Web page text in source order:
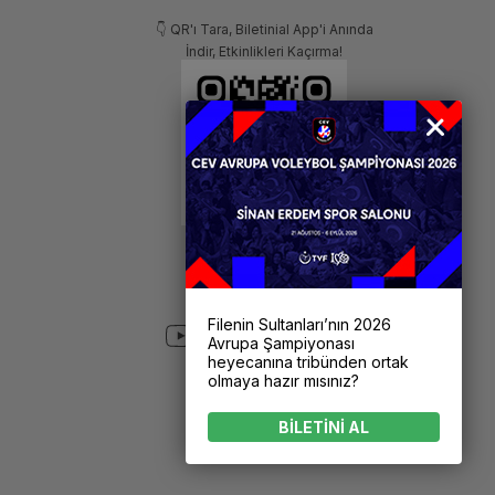
👇 QR'ı Tara, Biletinial App'i Anında
İndir, Etkinlikleri Kaçırma!
Filenin Sultanları’nın 2026
Avrupa Şampiyonası
heyecanına tribünden ortak
olmaya hazır mısınız?
BİLETİNİ AL